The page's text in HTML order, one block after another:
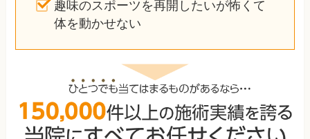
趣味のスポーツを再開したいが怖くて
体を動かせない